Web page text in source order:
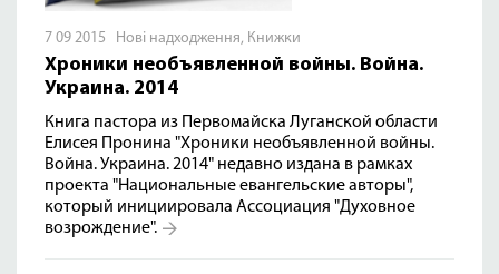
7 09 2015 Нові надходження, Книжки
Хроники необъявленной войны. Война.
Украина. 2014
Книга пастора из Первомайска Луганской области
Елисея Пронина "Хроники необъявленной войны.
Война. Украина. 2014" недавно издана в рамках
проекта "Национальные евангельские авторы",
который инициировала Ассоциация "Духовное
возрождение".